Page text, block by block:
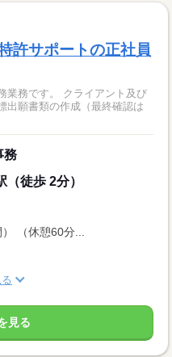
許サポートの正社員
業務です。 クライアント及び
出願書類の作成（最終確認は
務
徒歩 2分）
（休憩60分...
見る